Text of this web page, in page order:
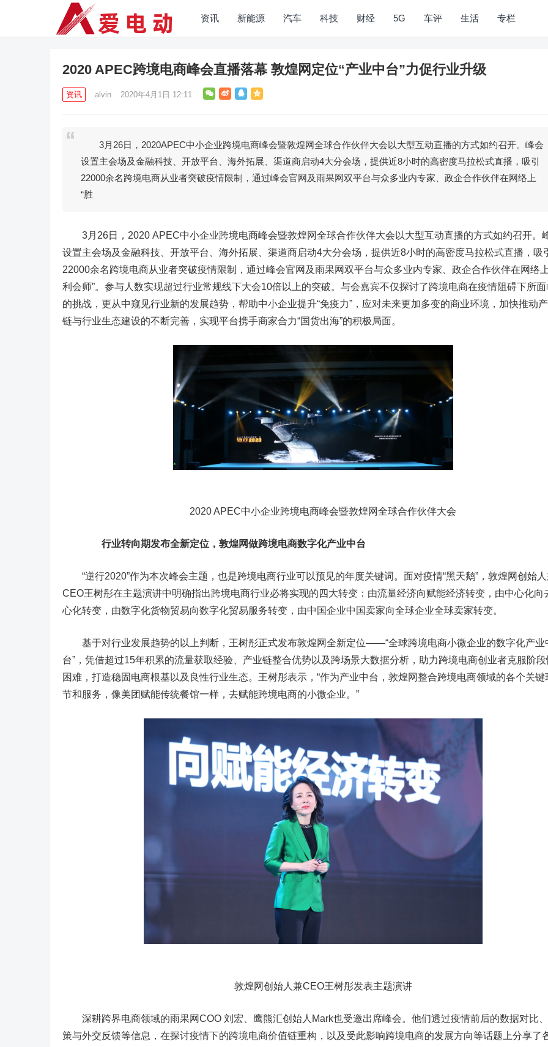
资讯 新能源 汽车 科技 财经 5G 车评 生活 专栏
2020 APEC跨境电商峰会直播落幕 敦煌网定位“产业中台”力促行业升级
资讯 alvin 2020年4月1日 12:11
3月26日，2020APEC中小企业跨境电商峰会暨敦煌网全球合作伙伴大会以大型互动直播的方式如约召开。峰会
设置主会场及金融科技、开放平台、海外拓展、渠道商启动4大分会场，提供近8小时的高密度马拉松式直播，吸引
22000余名跨境电商从业者突破疫情限制，通过峰会官网及雨果网双平台与众多业内专家、政企合作伙伴在网络上
“胜
3月26日，2020 APEC中小企业跨境电商峰会暨敦煌网全球合作伙伴大会以大型互动直播的方式如约召开。
设置主会场及金融科技、开放平台、海外拓展、渠道商启动4大分会场，提供近8小时的高密度马拉松式直播，吸引
22000余名跨境电商从业者突破疫情限制，通过峰会官网及雨果网双平台与众多业内专家、政企合作伙伴在网络
利会师”。参与人数实现超过行业常规线下大会10倍以上的突破。与会嘉宾不仅探讨了跨境电商在疫情阻碍下所面
的挑战，更从中窥见行业新的发展趋势，帮助中小企业提升“免疫力”，应对未来更加多变的商业环境，加快推动
链与行业生态建设的不断完善，实现平台携手商家合力“国货出海”的积极局面。
2020 APEC中小企业跨境电商峰会暨敦煌网全球合作伙伴大会
行业转向期发布全新定位，敦煌网做跨境电商数字化产业中台
“逆行2020”作为本次峰会主题，也是跨境电商行业可以预见的年度关键词。面对疫情“黑天鹅”，敦煌网创始
CEO王树彤在主题演讲中明确指出跨境电商行业必将实现的四大转变：由流量经济向赋能经济转变，由中心化向
心化转变，由数字化货物贸易向数字化贸易服务转变，由中国企业中国卖家向全球企业全球卖家转变。
基于对行业发展趋势的以上判断，王树彤正式发布敦煌网全新定位——“全球跨境电商小微企业的数字化产业
台”，凭借超过15年积累的流量获取经验、产业链整合优势以及跨场景大数据分析，助力跨境电商创业者克服阶段
困难，打造稳固电商根基以及良性行业生态。王树彤表示，“作为产业中台，敦煌网整合跨境电商领域的各个关键
节和服务，像美团赋能传统餐馆一样，去赋能跨境电商的小微企业。”
敦煌网创始人兼CEO王树彤发表主题演讲
深耕跨界电商领域的雨果网COO 刘宏、鹰熊汇创始人Mark也受邀出席峰会。他们透过疫情前后的数据对比
策与外交反馈等信息，在探讨疫情下的跨境电商价值链重构，以及受此影响跨境电商的发展方向等话题上分享了